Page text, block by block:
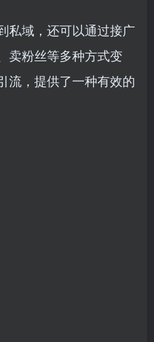
私域，还可以通过接广
卖粉丝等多种方式变
流，提供了一种有效的